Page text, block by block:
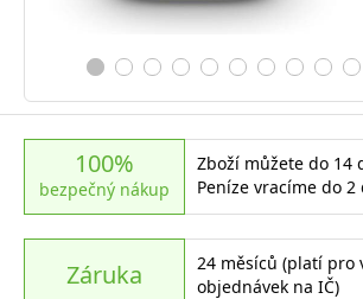
100%
bezpečný nákup
Zboží můžete do 14
Peníze vracíme do 2
Záruka
24 měsíců (platí pro
objednávek na IČ)